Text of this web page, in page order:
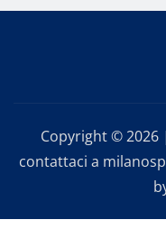
Copyright © 2026
contattaci a